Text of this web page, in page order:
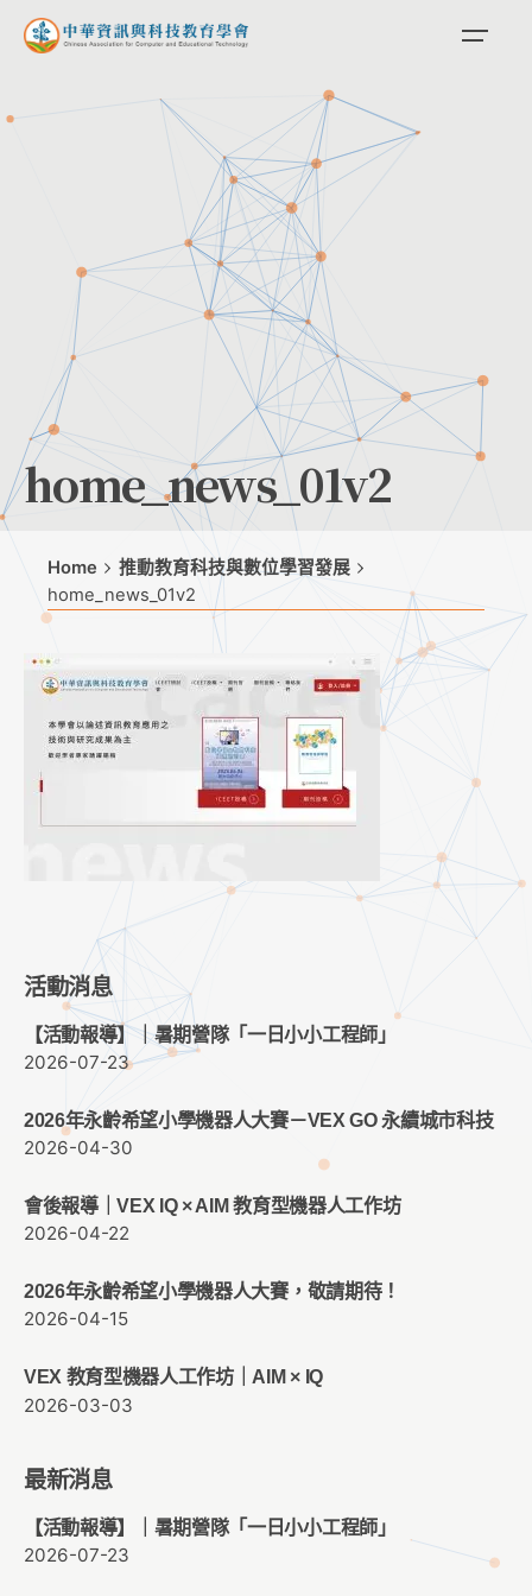
Skip
home_news_01v2
Home
推動教育科技與數位學習發展
home_news_01v2
活動消息
【活動報導】｜暑期營隊「一日小小工程師」
2026-07-23
2026年永齡希望小學機器人大賽－VEX GO 永續城市科技
2026-04-30
會後報導｜VEX IQ × AIM 教育型機器人工作坊
2026-04-22
2026年永齡希望小學機器人大賽，敬請期待！
2026-04-15
VEX 教育型機器人工作坊｜AIM × IQ
2026-03-03
最新消息
【活動報導】｜暑期營隊「一日小小工程師」
2026-07-23